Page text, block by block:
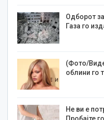
Одборот
Газа го
(Фото/
облини го
Не ви е